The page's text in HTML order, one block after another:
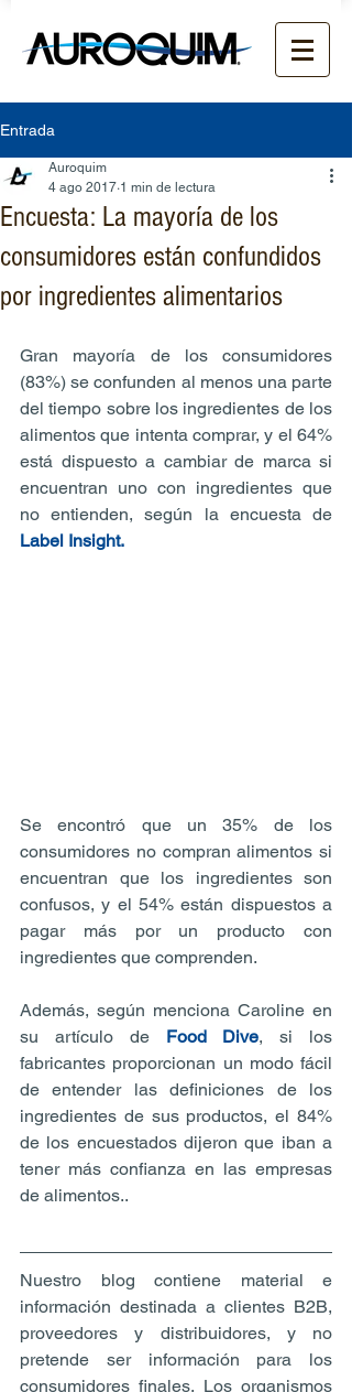
Entrada
Encuesta: La mayoría de los
consumidores están confundidos
por ingredientes alimentarios
Auroquim
4 ago 2017 1 min de lectura
Gran mayoría de los consumidores
(83%) se confunden al menos una parte
del tiempo sobre los ingredientes de los
alimentos que intenta comprar, y el 64%
está dispuesto a cambiar de marca si
encuentran uno con ingredientes que
Label Insight.
Se encontró que un 35% de los
consumidores no compran alimentos si
encuentran que los ingredientes son
confusos, y el 54% están dispuestos a
pagar más por un producto con
ingredientes que comprenden.
Además, según menciona Caroline en
su artículo de Food Dive, si los
fabricantes proporcionan un modo fácil
de entender las definiciones de los
ingredientes de sus productos, el 84%
de los encuestados dijeron que iban a
tener más confianza en las empresas
de alimentos..
Nuestro blog contiene material e
información destinada a clientes B2B,
proveedores y distribuidores, y no
pretende ser información para los
consumidores finales. Los organismos